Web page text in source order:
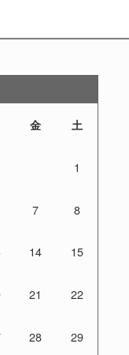
金 土
1
7 8
14 15
21 22
28 29